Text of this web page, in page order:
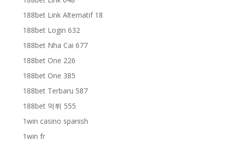
188bet Link Alternatif 18
188bet Login 632
188bet Nha Cai 677
188bet One 226
188bet One 385
188bet Terbaru 587
188bet 먹튀 555
1win casino spanish
1win fr